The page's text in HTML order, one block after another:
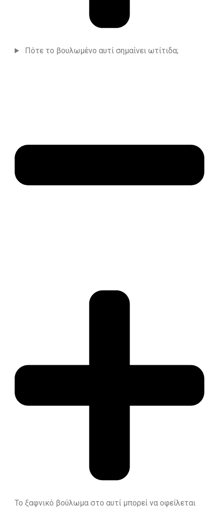
Πότε το βουλωμένο αυτί σημαίνει ωτίτιδα;
Το ξαφνικό βούλωμα στο αυτί μπορεί να οφείλεται